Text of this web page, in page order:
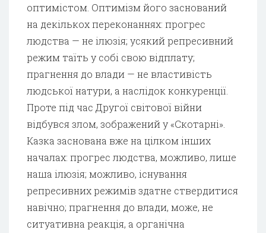
оптимістом. Оптимізм його заснований
на декількох переконаннях: прогрес
людства — не ілюзія; усякий репресивний
режим таїть у собі свою відплату;
прагнення до влади — не властивість
людської натури, а наслідок конкуренції.
Проте під час Другої світової війни
відбувся злом, зображений у «Скотарні».
Казка заснована вже на цілком інших
началах: прогрес людства, можливо, лише
наша ілюзія; можливо, існування
репресивних режимів здатне ствердитися
навічно; прагнення до влади, може, не
ситуативна реакція, а органічна